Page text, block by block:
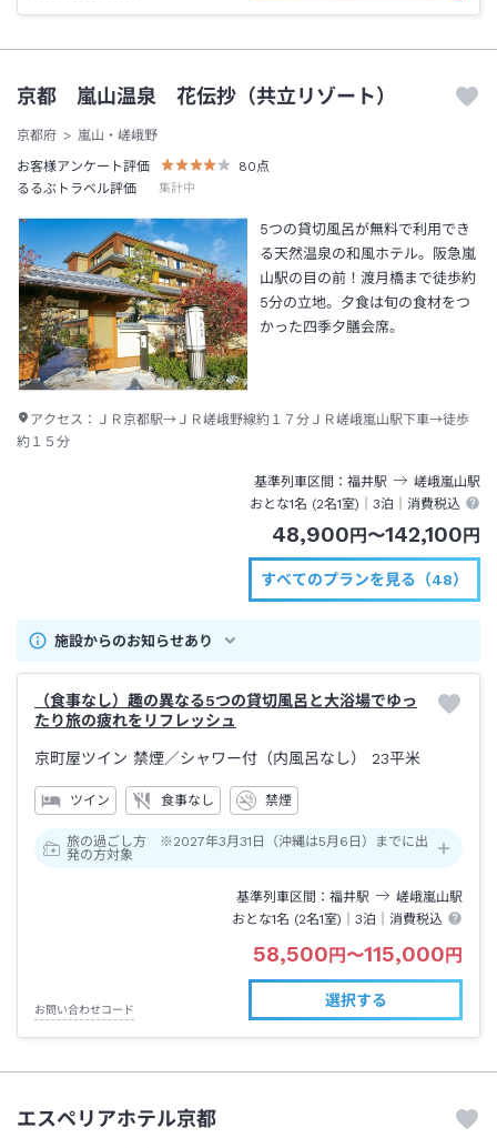
京都 嵐山温泉 花伝抄（共立リゾート）
京都府
嵐山・嵯峨野
お客様アンケート評価
80 点
るるぶトラベル評価
集計中
5つの貸切風呂が無料で利用でき
る天然温泉の和風ホテル。阪急嵐
山駅の目の前！渡月橋まで徒歩約
5分の立地。夕食は旬の食材をつ
かった四季夕膳会席。
アクセス： ＪＲ京都駅→ＪＲ嵯峨野線約１７分ＪＲ嵯峨嵐山駅下車→徒歩
約１５分
基準列車区間 福井駅 嵯峨嵐山駅
おとな1名 (2名1室)｜ 3泊 ｜消費税込
48,900 円 〜142,100 円
すべてのプランを見る（48）
施設からのお知らせあり
（食事なし）趣の異なる5つの貸切風呂と大浴場でゆっ
たり旅の疲れをリフレッシュ
京町屋ツイン 禁煙／シャワー付（内風呂なし） 23平米
ツイン 食事なし 禁煙
旅の過ごし方 ※2027年3月31日（沖縄は5月6日）までに出
発の方対象
基準列車区間 福井駅 嵯峨嵐山駅
おとな1名 (2名1室)｜ 3泊 ｜消費税込
58,500 円 〜115,000 円
お問い合わせコード
選択する
エスペリアホテル京都